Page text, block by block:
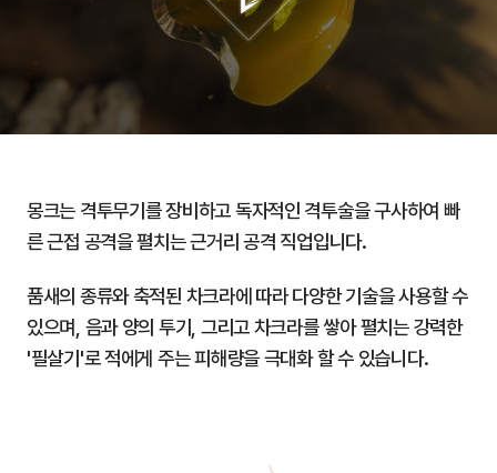
몽크는 격투무기를 장비하고 독자적인 격투술을 구사하여 빠
른 근접 공격을 펼치는 근거리 공격 직업입니다.
품새의 종류와 축적된 차크라에 따라 다양한 기술을 사용할 수
있으며, 음과 양의 투기, 그리고 차크라를 쌓아 펼치는 강력한
'필살기'로 적에게 주는 피해량을 극대화 할 수 있습니다.